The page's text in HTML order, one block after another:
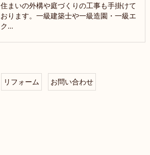
住まいの外構や庭づくりの工事も手掛けて
おります。一級建築士や一級造園・一級エ
ク…
リフォーム お問い合わせ